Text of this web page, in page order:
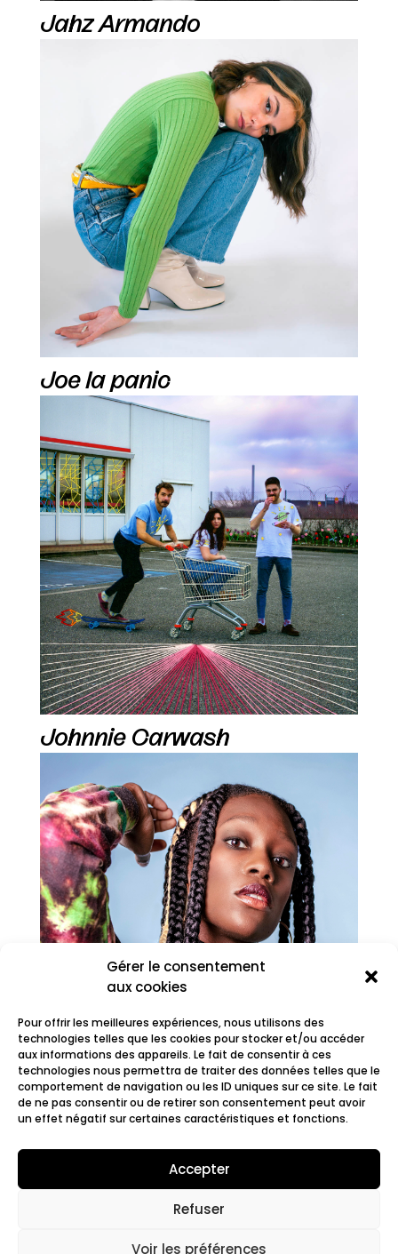
Gérer le consentement
aux cookies
Pour offrir les meilleures expériences, nous utilisons des
technologies telles que les cookies pour stocker et/ou accéder
aux informations des appareils. Le fait de consentir à ces
technologies nous permettra de traiter des données telles que le
comportement de navigation ou les ID uniques sur ce site. Le fait
de ne pas consentir ou de retirer son consentement peut avoir
un effet négatif sur certaines caractéristiques et fonctions.
Accepter
Refuser
Voir les préférences
Jahz Armando
Joe la panic
Johnnie Carwash
Juste Shani
Mentions légales. Cookies